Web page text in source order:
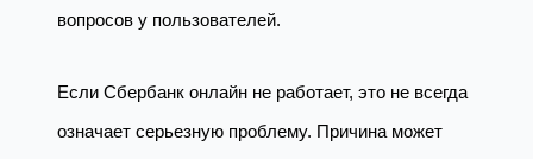
вопросов у пользователей.
Если Сбербанк онлайн не работает, это не всегда
означает серьезную проблему. Причина может